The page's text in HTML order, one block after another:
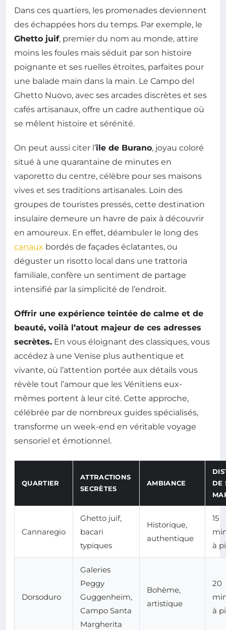
Dans ces quartiers, les promenades deviennent
des échappées hors du temps. Par exemple, le
Ghetto juif, premier du nom au monde, attire
moins les foules mais séduit par son histoire
poignante et ses ruelles étroites, parfaites pour
une balade main dans la main. Le Campo del
Ghetto Nuovo, avec ses arcades discrètes et ses
cafés artisanaux, offre un cadre authentique où
se mêlent histoire et sérénité.
On peut aussi citer l’île de Burano, joyau coloré
situé à une quarantaine de minutes en
vaporetto du centre, célèbre pour ses maisons
vives et ses traditions artisanales. Loin des
groupes de touristes pressés, cette destination
insulaire demeure un havre de paix à découvrir
en amoureux. En effet, déambuler le long des
canaux bordés de façades éclatantes, ou
déguster un risotto local dans une trattoria
familiale, confère un sentiment de partage
intensifié par la simplicité de l’endroit.
Offrir une expérience teintée de calme et de
beauté, voilà l’atout majeur de ces adresses
secrètes. En vous éloignant des classiques, vous
accédez à une Venise plus authentique et
vivante, où l’attention portée aux détails vous
révèle tout l’amour que les Vénitiens eux-
mêmes portent à leur cité. Cette approche,
célébrée par de nombreux guides spécialisés,
transforme un week-end en véritable voyage
sensoriel et émotionnel.
QUARTIER
ATTRACTIONS
SECRÈTES
AMBIANCE
DE
Cannaregio
Ghetto juif,
bacari
typiques
Historique,
authentique
15
à
Dorsoduro
Galeries
Peggy
Guggenheim,
Campo Santa
Margherita
Bohème,
artistique
20
à